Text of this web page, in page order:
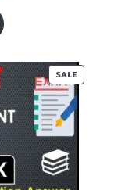
price
is:
00.
SALE
ON
SALE